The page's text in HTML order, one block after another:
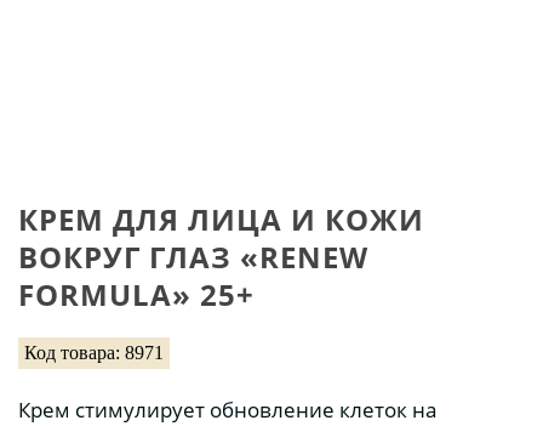
КРЕМ ДЛЯ ЛИЦА И КОЖИ
ВОКРУГ ГЛАЗ «RENEW
FORMULA» 25+
Код товара: 8971
Крем стимулирует обновление клеток на